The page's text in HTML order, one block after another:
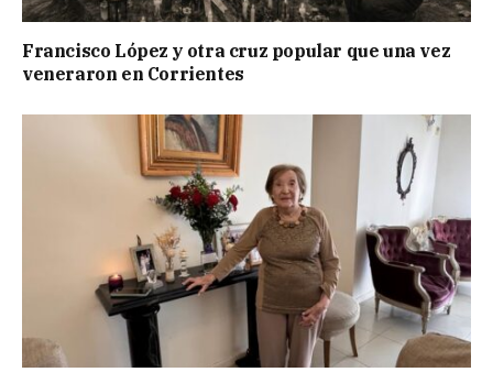
Francisco López y otra cruz popular que una vez
veneraron en Corrientes